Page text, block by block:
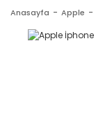
Anasayfa Apple